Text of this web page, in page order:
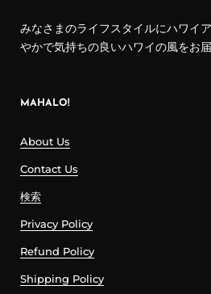
みなさまのライフスタイルにハワイ
やかで気持ちの良いハワイの風をお届
MAHALO!
About Us
Contact Us
検索
Privacy Policy
Refund Policy
Shipping Policy